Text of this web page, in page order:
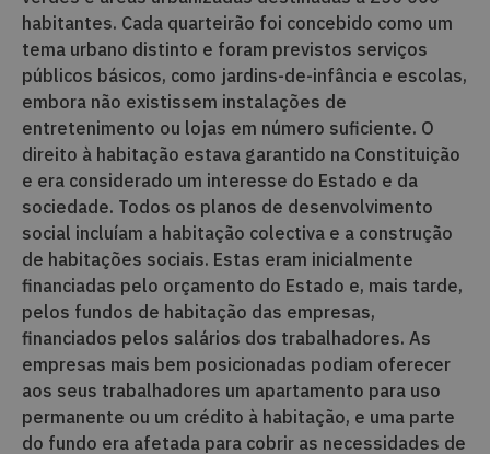
habitantes. Cada quarteirão foi concebido como um
tema urbano distinto e foram previstos serviços
públicos básicos, como jardins-de-infância e escolas,
embora não existissem instalações de
entretenimento ou lojas em número suficiente. O
direito à habitação estava garantido na Constituição
e era considerado um interesse do Estado e da
sociedade. Todos os planos de desenvolvimento
social incluíam a habitação colectiva e a construção
de habitações sociais. Estas eram inicialmente
financiadas pelo orçamento do Estado e, mais tarde,
pelos fundos de habitação das empresas,
financiados pelos salários dos trabalhadores. As
empresas mais bem posicionadas podiam oferecer
aos seus trabalhadores um apartamento para uso
permanente ou um crédito à habitação, e uma parte
do fundo era afetada para cobrir as necessidades de